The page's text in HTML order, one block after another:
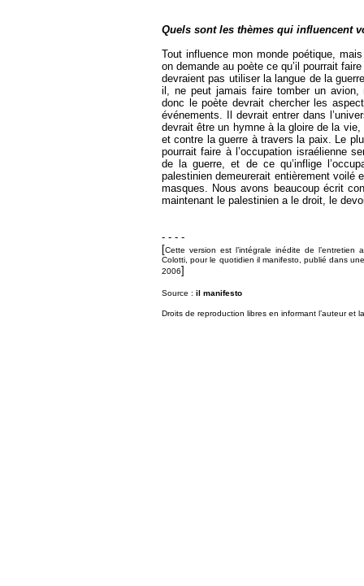
Quels sont les thèmes qui influencent
Tout influence mon monde poétique,
on demande au poète ce qu’il pourrait
devraient pas utiliser la langue de la
il, ne peut jamais faire tomber un
donc le poète devrait chercher les
événements. Il devrait entrer dans
devrait être un hymne à la gloire de la
et contre la guerre à travers la paix. Le
pourrait faire à l’occupation israélienne
de la guerre, et de ce qu’inflige
palestinien demeurerait entièrement voilé
masques. Nous avons beaucoup écrit
maintenant le palestinien a le droit, le
- - - -
[Cette version est l’intégrale inédite de l’entretien
Colotti, pour le quotidien il manifesto, publié dans
2006]
Source : il manifesto
Droits de reproduction libres en informant l’auteur et